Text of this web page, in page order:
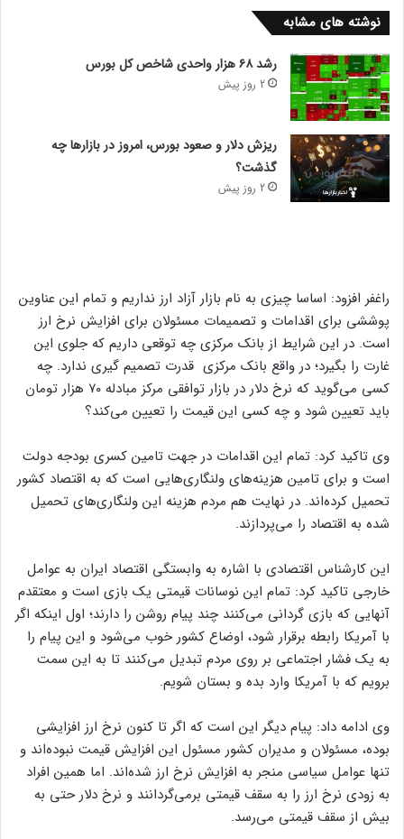
نوشته های مشابه
رشد ۶۸ هزار واحدی شاخص کل بورس
2 روز پیش
ریزش دلار و صعود بورس، امروز در بازارها چه
گذشت؟
2 روز پیش
راغفر افزود: اساسا چیزی به نام بازار آزاد ارز نداریم و تمام این عناوین
پوششی برای اقدامات و تصمیمات مسئولان برای افزایش نرخ ارز
است. در این شرایط از بانک مرکزی چه توقعی داریم که جلوی این
غارت را بگیرد؛ در واقع بانک مرکزی قدرت تصمیم گیری ندارد. چه
کسی می‌گوید که نرخ دلار در بازار توافقی مرکز مبادله ٧٠ هزار تومان
باید تعیین شود و چه کسی این قیمت را تعیین می‌کند؟
وی تاکید کرد: تمام این اقدامات در جهت تامین کسری بودجه دولت
است و برای تامین هزینه‌های ولنگاری‌هایی است که به اقتصاد کشور
تحمیل کرده‌اند. در نهایت هم مردم هزینه این ولنگاری‌های تحمیل
شده به اقتصاد را می‌پردازند.
این کارشناس اقتصادی با اشاره به وابستگی اقتصاد ایران به عوامل
خارجی تاکید کرد: تمام این نوسانات قیمتی یک بازی است و معتقدم
آنهایی که بازی گردانی می‌کنند چند پیام روشن را دارند؛ اول اینکه اگر
با آمریکا رابطه برقرار شود، اوضاع کشور خوب می‌شود و این پیام را
به یک فشار اجتماعی بر روی مردم تبدیل می‌کنند تا به این سمت
برویم که با آمریکا وارد بده و بستان شویم.
وی ادامه داد: پیام دیگر این است که اگر تا کنون نرخ ارز افزایشی
بوده، مسئولان و مدیران کشور مسئول این افزایش قیمت نبوده‌اند و
تنها عوامل سیاسی منجر به افزایش نرخ ارز شده‌اند. اما همین افراد
به زودی نرخ ارز را به سقف قیمتی برمی‌گردانند و نرخ دلار حتی به
بیش از سقف قیمتی می‌رسد.